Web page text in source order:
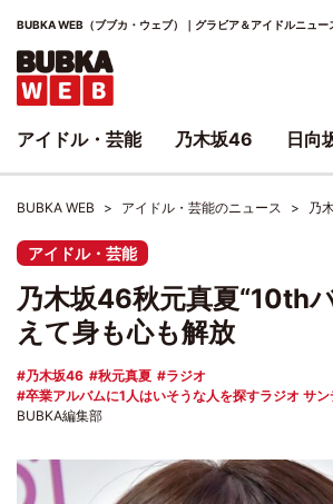
BUBKA WEB（ブブカ・ウェブ）｜グラビア＆アイドルニュー
BUBKA WEB アイドル・芸能のニュース 乃
アイドル・芸能
乃木坂46秋元真夏“10th
えて身も心も解放
乃木坂46 秋元真夏
ラジオ
卒業アルバムに1人はいそうな人を探すラジオ サン
BUBKA編集部
アイドル・芸能 乃木坂46 日向